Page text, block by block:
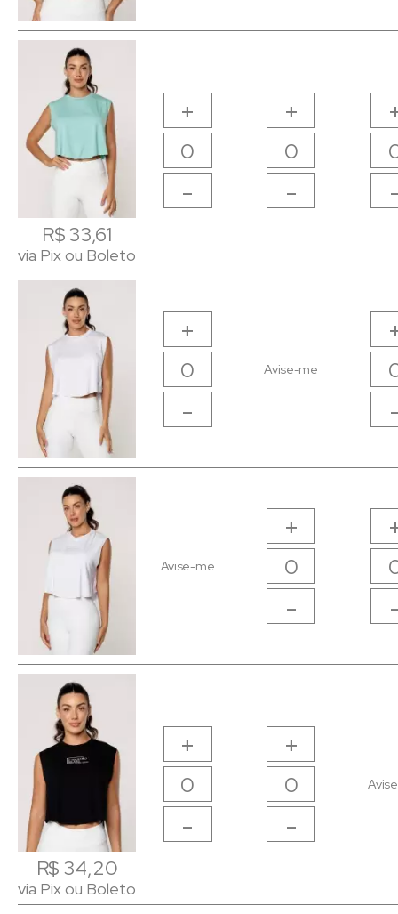
R$ 33,61
via Pix ou Boleto
+
-
+
-
+
-
Avise-me
Avise-me
+
-
R$ 34,20
via Pix ou Boleto
+
-
+
-
R$ 33,61
via Pix ou Boleto
R$ 34,20
via Pix ou Boleto